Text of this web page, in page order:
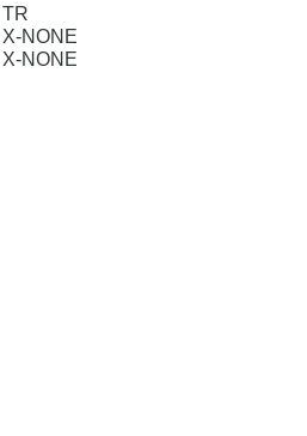
TR
X-NONE
X-NONE